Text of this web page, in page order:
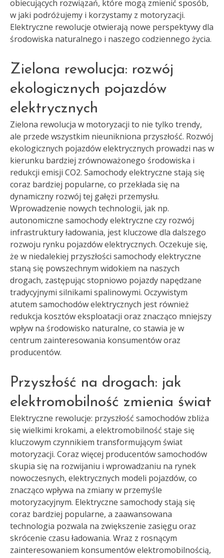
obiecujących rozwiązań, które mogą zmienić sposób,
w jaki podróżujemy i korzystamy z motoryzacji.
Elektryczne rewolucje otwierają nowe perspektywy dla
środowiska naturalnego i naszego codziennego życia.
Zielona rewolucja: rozwój
ekologicznych pojazdów
elektrycznych
Zielona rewolucja w motoryzacji to nie tylko trendy,
ale przede wszystkim nieunikniona przyszłość. Rozwój
ekologicznych pojazdów elektrycznych prowadzi nas w
kierunku bardziej zrównoważonego środowiska i
redukcji emisji CO2. Samochody elektryczne stają się
coraz bardziej popularne, co przekłada się na
dynamiczny rozwój tej gałęzi przemysłu.
Wprowadzenie nowych technologii, jak np.
autonomiczne samochody elektryczne czy rozwój
infrastruktury ładowania, jest kluczowe dla dalszego
rozwoju rynku pojazdów elektrycznych. Oczekuje się,
że w niedalekiej przyszłości samochody elektryczne
staną się powszechnym widokiem na naszych
drogach, zastępując stopniowo pojazdy napędzane
tradycyjnymi silnikami spalinowymi. Oczywistym
atutem samochodów elektrycznych jest również
redukcja kosztów eksploatacji oraz znacząco mniejszy
wpływ na środowisko naturalne, co stawia je w
centrum zainteresowania konsumentów oraz
producentów.
Przyszłość na drogach: jak
elektromobilność zmienia świat
Elektryczne rewolucje: przyszłość samochodów zbliża
się wielkimi krokami, a elektromobilność staje się
kluczowym czynnikiem transformującym świat
motoryzacji. Coraz więcej producentów samochodów
skupia się na rozwijaniu i wprowadzaniu na rynek
nowoczesnych, elektrycznych modeli pojazdów, co
znacząco wpływa na zmiany w przemyśle
motoryzacyjnym. Elektryczne samochody stają się
coraz bardziej popularne, a zaawansowana
technologia pozwala na zwiększenie zasięgu oraz
skrócenie czasu ładowania. Wraz z rosnącym
zainteresowaniem konsumentów elektromobilnością,